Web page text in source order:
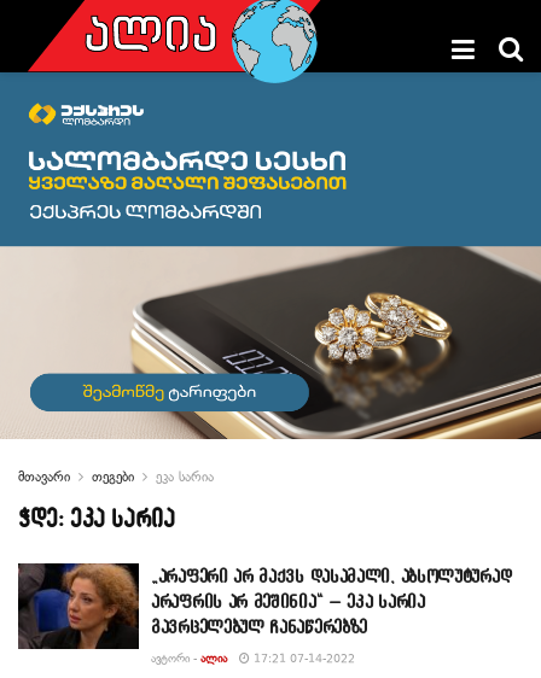
მთავარი თეგები ეკა სარია
ჭდე: ეკა სარია
„არაფერი არ მაქვს დასამალი, აბსოლუტურად
არაფრის არ მეშინია“ – ეკა სარია
გავრცელებულ ჩანაწერებზე
ᲐᲕᲢᲝᲠᲘ - ᲐᲚᲘᲐ 17:21 07-14-2022